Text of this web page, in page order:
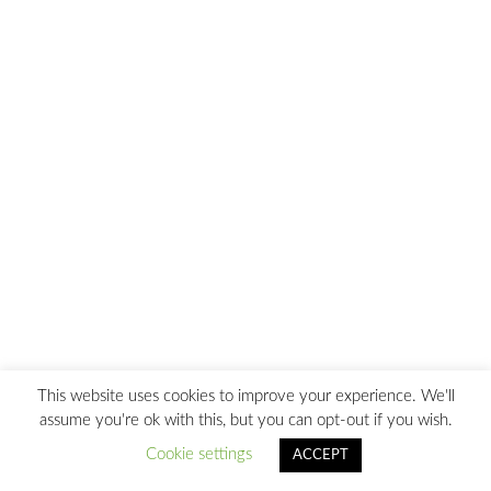
This website uses cookies to improve your experience. We'll
assume you're ok with this, but you can opt-out if you wish.
Cookie settings ACCEPT